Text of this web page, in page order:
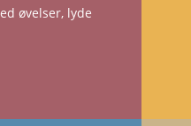
øvelser, lyde